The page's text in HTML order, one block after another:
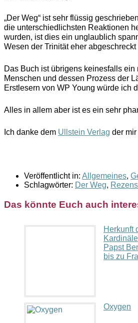
„Der Weg“ ist sehr flüssig
die unterschiedlichsten Reaktionen
wurden, ist dies ein unglaublich
Wesen der Trinität eher abgeschreckt
Das Buch ist übrigens keinesfalls ein
Menschen und dessen Prozess der
Erstlesern von WP Young würde ich
Alles in allem aber ist es ein sehr
Ich danke dem Ullstein Verlag der mir
Veröffentlicht in: Allgemeines,
Schlagwörter: Der Weg,
Das könnte Euch auch
Herkunft
Papst
bis zu
Oxygen